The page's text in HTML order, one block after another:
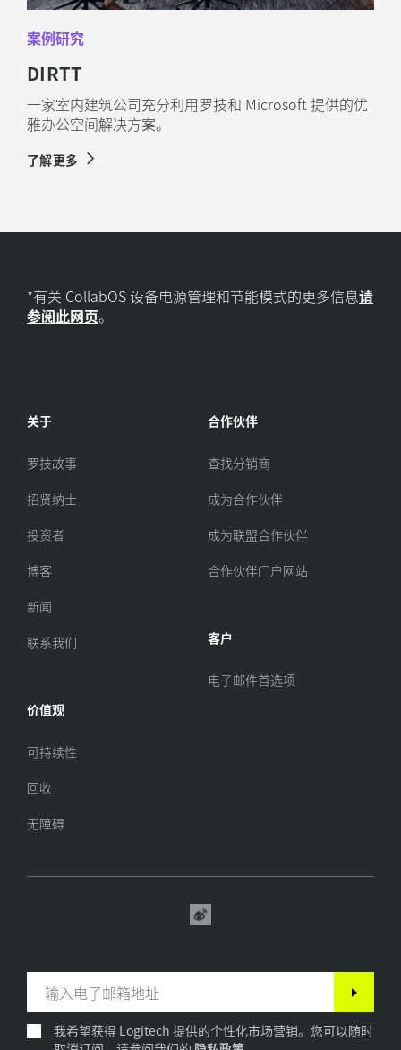
案例研究
DIRTT
一家室内建筑公司充分利用罗技和 Microsoft 提供的优
雅办公空间解决方案。
了解更多
*有关 CollabOS 设备电源管理和节能模式的更多信息请
参阅此网页。
关于
罗技故事
招贤纳士
投资者
博客
新闻
联系我们
价值观
可持续性
回收
无障碍
合作伙伴
查找分销商
成为合作伙伴
成为联盟合作伙伴
合作伙伴门户网站
客户
电子邮件首选项
我希望获得 Logitech 提供的个性化市场营销。您可以随时